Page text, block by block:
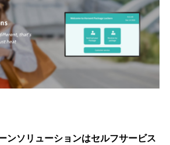
ンソリューションはセルフサービス